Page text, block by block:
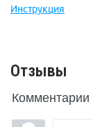
Инструкция
Отзывы
Комментарии